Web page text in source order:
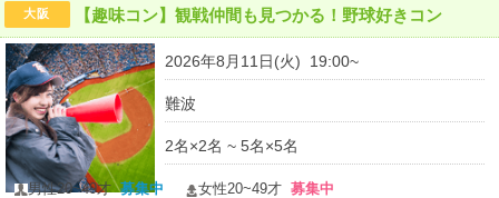
大阪 【趣味コン】観戦仲間も見つかる！野球好きコン
2026年8月11日(火) 19:00~
難波
2名×2名 ~ 5名×5名
男性20~49才募集中 女性20~49才募集中